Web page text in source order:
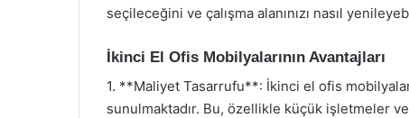
seçileceğini ve çalışma alanınızı nasıl
İkinci El Ofis Mobilyalarının Avantajları
1. **Maliyet Tasarrufu**: İkinci el ofis
sunulmaktadır. Bu, özellikle küçük işletmeler